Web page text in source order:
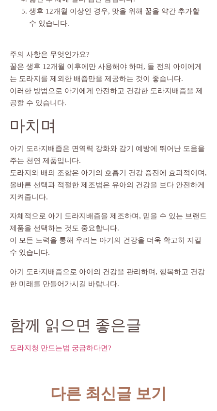
생후 12개월 이상인 경우, 맛을 위해 꿀을 약간 추가할
수 있습니다.
주의 사항은 무엇인가요?
꿀은 생후 12개월 이후에만 사용해야 하며, 돌 전의 아이에게
는 도라지를 제외한 배즙만을 제공하는 것이 좋습니다.
이러한 방법으로 아기에게 안전하고 건강한 도라지배즙을 제
공할 수 있습니다.
마치며
아기 도라지배즙은 면역력 강화와 감기 예방에 뛰어난 도움을
주는 천연 제품입니다.
도라지와 배의 조합은 아기의 호흡기 건강 증진에 효과적이며,
올바른 선택과 적절한 제조법은 유아의 건강을 보다 안전하게
지켜줍니다.
자체적으로 아기 도라지배즙을 제조하며, 믿을 수 있는 브랜드
제품을 선택하는 것도 중요합니다.
이 모든 노력을 통해 우리는 아기의 건강을 더욱 확고히 지킬
수 있습니다.
아기 도라지배즙으로 아이의 건강을 관리하며, 행복하고 건강
한 미래를 만들어가시길 바랍니다.
함께 읽으면 좋은글
도라지청 만드는법 궁금하다면?
다른 최신글 보기